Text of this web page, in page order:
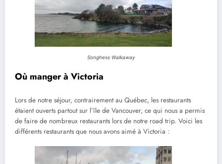
Songhess Walkaway
Où manger à Victoria
Lors de notre séjour, contrairement au Québec, les restaurants
étaient ouverts partout sur l’île de Vancouver, ce qui nous a permis
de faire de nombreux restaurants lors de notre road trip. Voici les
différents restaurants que nous avons aimé à Victoria :